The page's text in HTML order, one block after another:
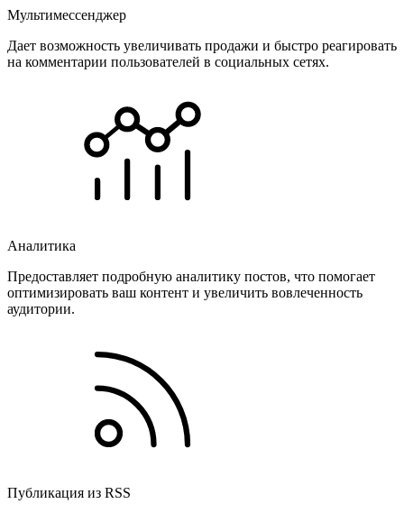
Мультимессенджер
Дает возможность увеличивать продажи и быстро реагировать
на комментарии пользователей в социальных сетях.
Аналитика
Предоставляет подробную аналитику постов, что помогает
оптимизировать ваш контент и увеличить вовлеченность
аудитории.
Публикация из RSS